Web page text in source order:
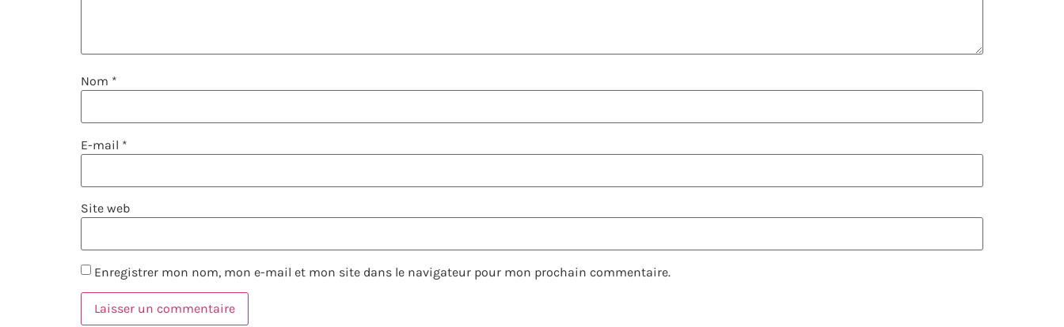
Nom *
E-mail *
Site web
Enregistrer mon nom, mon e-mail et mon site dans le navigateur pour mon prochain commentaire.